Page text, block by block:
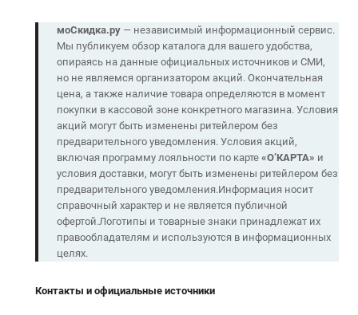
моСкидка.ру— независимый информационный сервис.
Мы публикуем обзор каталога для вашего удобства,
опираясь на данные официальных источников и СМИ,
но не являемся организатором акций. Окончательная
цена, а также наличие товара определяются в момент
покупки в кассовой зоне конкретного магазина. Условия
акций могут быть изменены ритейлером без
предварительного уведомления. Условия акций,
включая программу лояльности по карте «О’КАРТА» и
условия доставки, могут быть изменены ритейлером без
предварительного уведомления.Информация носит
справочный характер и не является публичной
офертой.Логотипы и товарные знаки принадлежат их
правообладателям и используются в информационных
целях.
Контакты и официальные источники